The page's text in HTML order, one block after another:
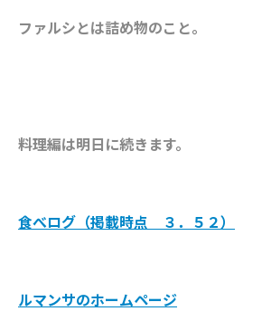
ファルシとは詰め物のこと。
料理編は明日に続きます。
食べログ（掲載時点 ３．５２）
ルマンサのホームページ